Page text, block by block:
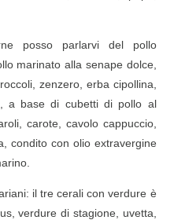
posso parlarvi del pollo
marinato alla senape dolce,
zenzero, erba cipollina,
a base di cubetti di pollo al
carote, cavolo cappuccio,
condito con olio extravergine
il tre cerali con verdure è
verdure di stagione, uvetta,